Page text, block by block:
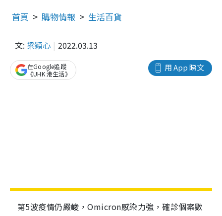
首頁 購物情報 生活百貨
文: 梁穎心 2022.03.13
用 App 睇文
在Google追蹤
《UHK 港生活》
第5波疫情仍嚴峻，Omicron感染力強，確診個案數